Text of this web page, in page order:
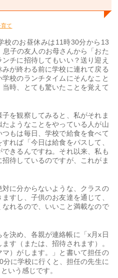
育て
校のお昼休みは11時30分から13
子の友人のお母さんから「おた
チに招待してもいい？送り迎え
が終わる前に学校に連れて戻る
校のランチタイムにそんなこと
時、とても驚いたことを覚えて
を観察してみると、私がそれま
ようなことをやっている人が山
もは毎日、学校で給食を食べて
れば「今日は給食をパスして、
きるんですね。それ以来、私も
待しているのですが、これがま
に分からないような、クラスの
すし、子供のお友達を通じて、
れるので、いいこと満載なので
決め、各親が連絡帳に「x月x日
す（または、招待されます）。
）がします。」と書いて担任の
に学校に行くと、担任の先生に
いう感じです。